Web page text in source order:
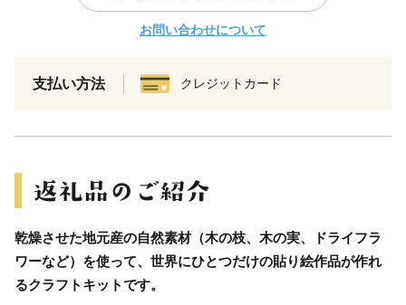
お問い合わせについて
支払い方法 クレジットカード
乾燥させた地元産の自然素材（木の枝、木の実、ドライフラ
ワーなど）を使って、世界にひとつだけの貼り絵作品が作れ
るクラフトキットです。